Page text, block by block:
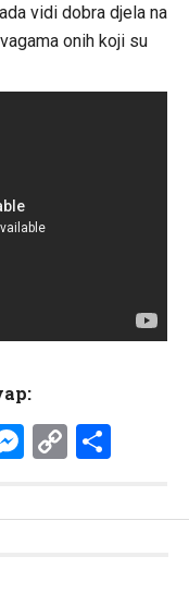
vidi dobra djela na
onih koji su
Copy